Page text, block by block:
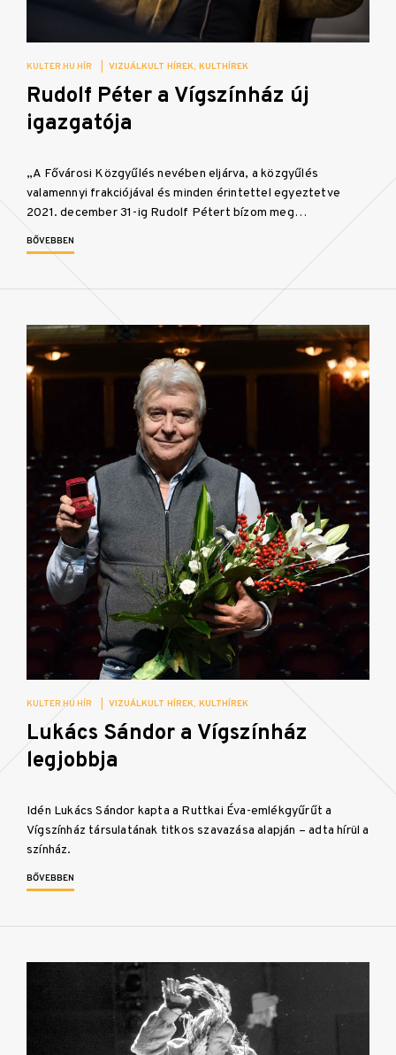
KULTER.HU HÍR VIZUÁLKULT HÍREK KULTHÍREK
Rudolf Péter a Vígszínház új
igazgatója
„A Fővárosi Közgyűlés nevében eljárva, a közgyűlés
valamennyi frakciójával és minden érintettel egyeztetve
2021. december 31-ig Rudolf Pétert bízom meg…
BŐVEBBEN
KULTER.HU HÍR VIZUÁLKULT HÍREK KULTHÍREK
Lukács Sándor a Vígszínház
legjobbja
Idén Lukács Sándor kapta a Ruttkai Éva-emlékgyűrűt a
Vígszínház társulatának titkos szavazása alapján – adta hírül a
színház.
BŐVEBBEN